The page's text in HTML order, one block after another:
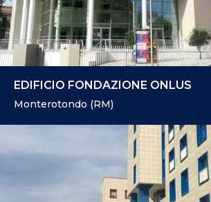
EDIFICIO FONDAZIONE ONLUS
Monterotondo (RM)